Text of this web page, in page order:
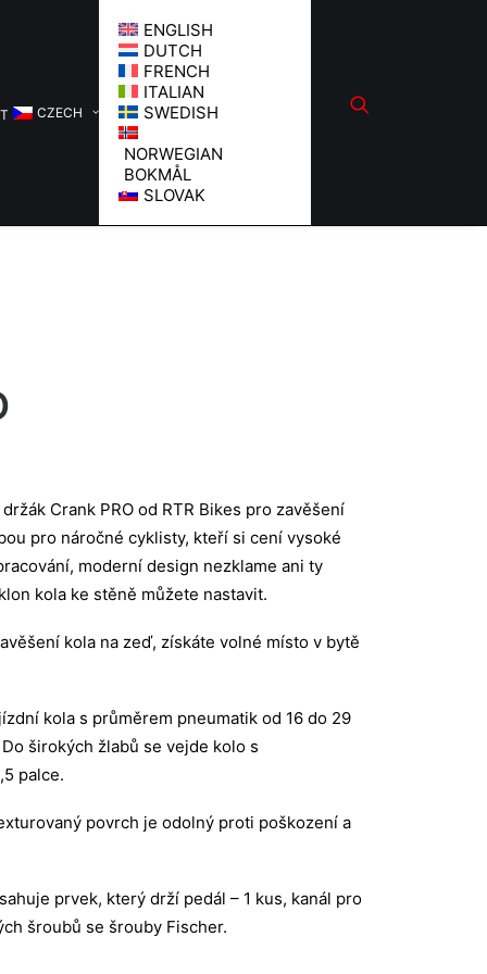
CZECH
ENGLISH
DUTCH
FRENCH
ITALIAN
SWEDISH
NORWEGIAN
BOKMÅL
SLOVAK
Crank PRO od RTR Bikes pro zavěšení
pro náročné cyklisty, kteří si cení vysoké
moderní design nezklame ani ty
kola ke stěně můžete nastavit.
kola na zeď, získáte volné místo v bytě
kola s průměrem pneumatik od 16 do 29
širokých žlabů se vejde kolo s
palce.
povrch je odolný proti poškození a
prvek, který drží pedál – 1 kus, kanál pro
šroubů se šrouby Fischer.